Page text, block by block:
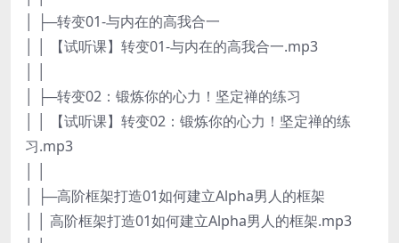
│ ├─转变01-与内在的高我合一
│ │ 【试听课】转变01-与内在的高我合一.mp3
│ ├─转变02：锻炼你的心力！坚定禅的练习
│ │ 【试听课】转变02：锻炼你的心力！坚定禅的练
习.mp3
│ ├─高阶框架打造01如何建立Alpha男人的框架
│ │ 高阶框架打造01如何建立Alpha男人的框架.mp3